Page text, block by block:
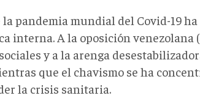
pandemia mundial del Covid-19
interna. A la oposición venezolana
y a la arenga
que el chavismo se ha
la crisis sanitaria.